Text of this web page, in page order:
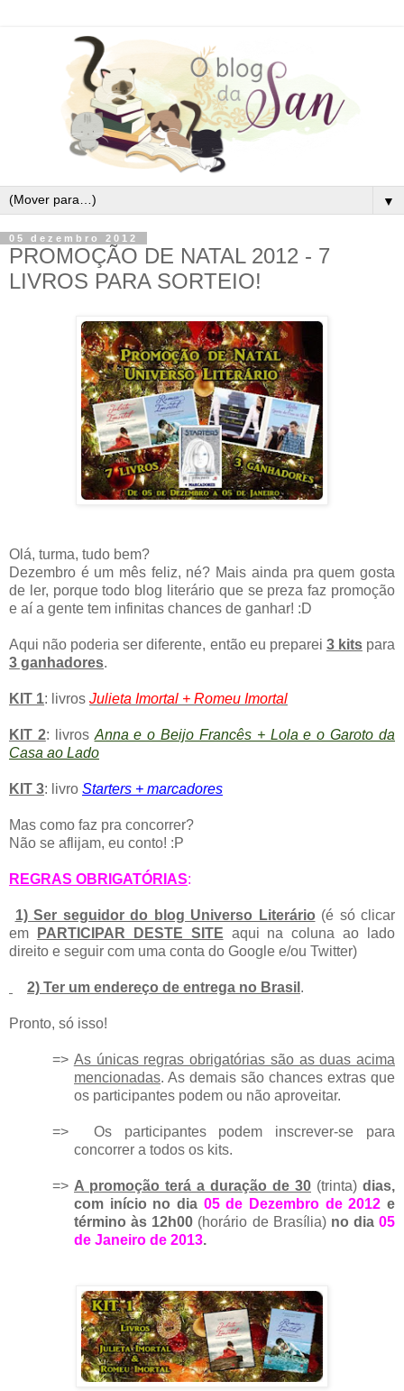
▼
05 dezembro 2012
PROMOÇÃO DE NATAL 2012 - 7
LIVROS PARA SORTEIO!
Olá, turma, tudo bem?
Dezembro é um mês feliz, né? Mais ainda pra quem gosta
de ler, porque todo blog literário que se preza faz promoção
e aí a gente tem infinitas chances de ganhar! :D
Aqui não poderia ser diferente, então eu preparei 3 kitspara
3 ganhadores.
KIT 1: livros Julieta Imortal + Romeu Imortal
KIT 2: livros Anna e o Beijo Francês + Lola e o Garoto da
Casa ao Lado
KIT 3: livro Starters + marcadores
Mas como faz pra concorrer?
Não se aflijam, eu conto! :P
REGRAS OBRIGATÓRIAS:
1) Ser seguidor do blog Universo Literário (é só clicar
em
PARTICIPAR DESTE SITE aqui na coluna ao lado
direito e seguir com uma conta do Google e/ou Twitter)
2) Ter um endereço de entrega no Brasil .
Pronto, só isso!
=> As únicas regras obrigatórias são as duas acima
mencionadas. As demais são chances extras que
os participantes podem ou não aproveitar.
=>
Os participantes podem inscrever-se para
concorrer a todos os kits.
=> A promoção terá a duração de 30 (trinta) dias,
com início no dia 05 de Dezembro de 2012 e
término às 12h00 (horário de Brasília) no dia 05
de Janeiro de 2013.